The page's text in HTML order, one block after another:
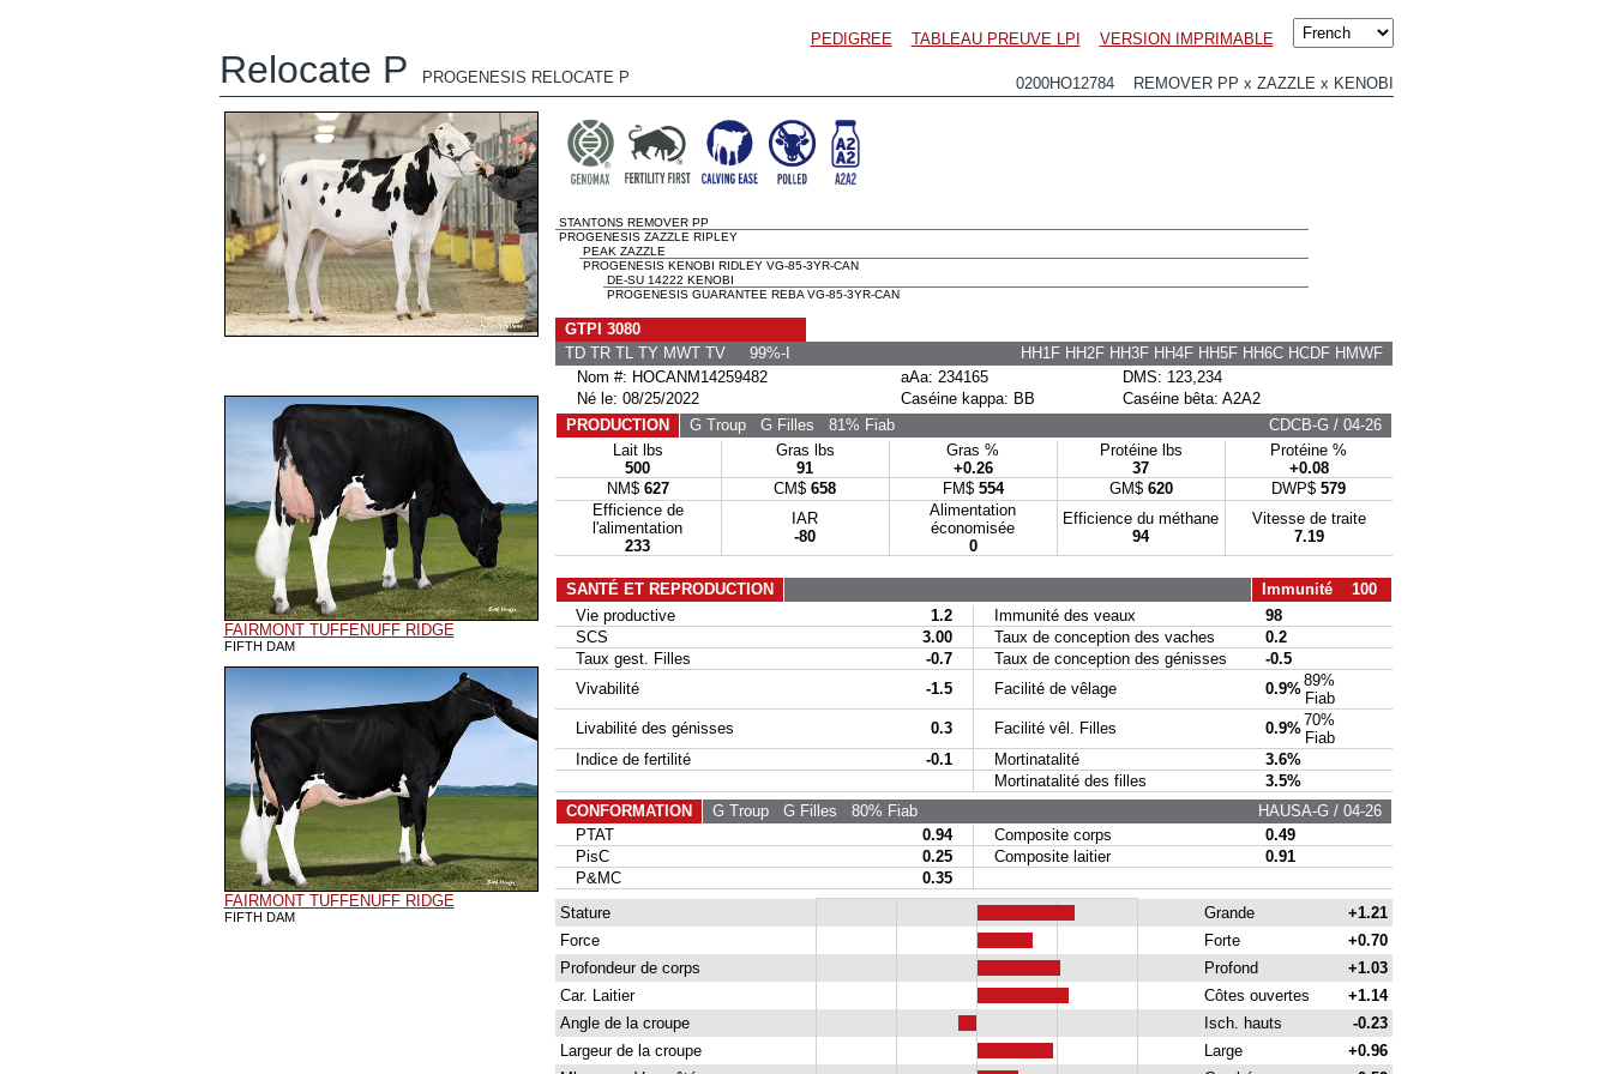
PEDIGREE TABLEAU PREUVE LPI VERSION IMPRIMABLE
Relocate P PROGENESIS RELOCATE P 0200HO12784 REMOVER PP x ZAZZLE x KENOBI
FAIRMONT TUFFENUFF RIDGE
FIFTH DAM
FAIRMONT TUFFENUFF RIDGE
FIFTH DAM
STANTONS REMOVER PP
PROGENESIS ZAZZLE RIPLEY
PEAK ZAZZLE
PROGENESIS KENOBI RIDLEY VG-85-3YR-CAN
DE-SU 14222 KENOBI
PROGENESIS GUARANTEE REBA VG-85-3YR-CAN
GTPI 3080
TD TR TL TY MWT TV 99%-I
HH1F HH2F HH3F HH4F HH5F HH6C HCDF HMWF
Nom #: HOCANM14259482
aAa: 234165
DMS: 123,234
Né le: 08/25/2022
Caséine kappa: BB
Caséine bêta: A2A2
PRODUCTION
G TroupG Filles 81% Fiab
CDCB-G / 04-26
Lait lbs
500
Gras lbs
91
Gras %
+0.26
Protéine lbs
37
Protéine %
+0.08
NM$ 627 CM$ 658 FM$ 554 GM$ 620 DWP$ 579
Efficience de
l'alimentation
233
IAR
-80
Alimentation
économisée
0
Efficience du méthane
94
Vitesse de traite
7.19
SANTÉ ET REPRODUCTION
Immunité 100
Vie productive
1.2 Immunité des veaux
98
SCS
3.00 Taux de conception des vaches
0.2
Taux gest. Filles
-0.7 Taux de conception des génisses
-0.5
Vivabilité
-1.5 Facilité de vêlage 0.9%89%
Fiab
Livabilité des génisses
0.3 Facilité vêl. Filles 0.9%70%
Fiab
Indice de fertilité
-0.1 Mortinatalité
3.6%
Mortinatalité des filles
3.5%
CONFORMATION
G TroupG Filles 80% Fiab
HAUSA-G / 04-26
PTAT
0.94 Composite corps
0.49
PisC
0.25 Composite laitier
0.91
P&MC
0.35
Stature
Grande
+1.21
Force
Forte
+0.70
Profondeur de corps
Profond
+1.03
Car. Laitier
Côtes ouvertes
+1.14
Angle de la croupe
Isch. hauts
-0.23
Largeur de la croupe
Large
+0.96